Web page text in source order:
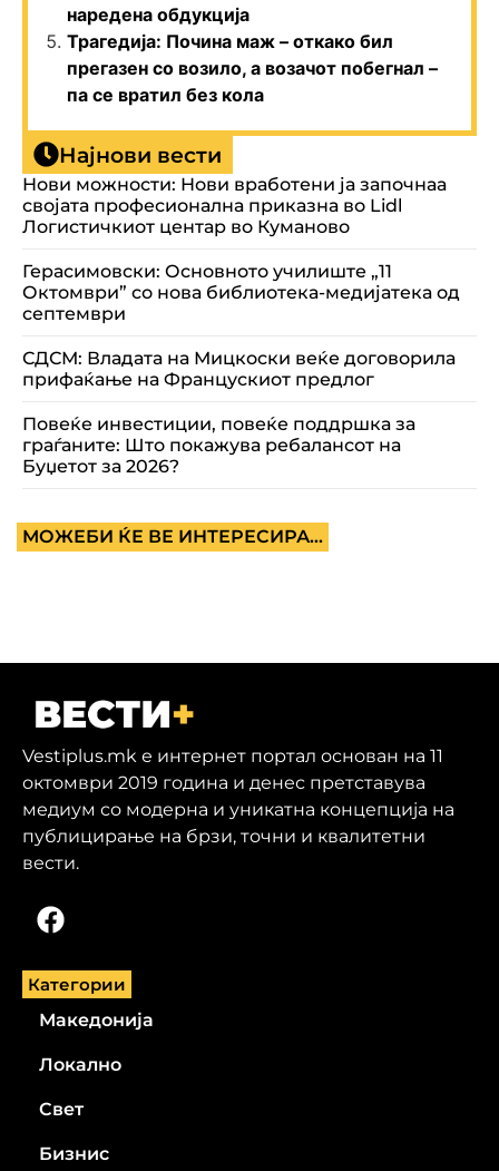
наредена обдукција
Трагедија: Почина маж – откако бил
прегазен со возило, а возачот побегнал –
па се вратил без кола
Најнови вести
Нови можности: Нови вработени ја започнаа
својата професионална приказна во Lidl
Логистичкиот центар во Куманово
Герасимовски: Основното училиште „11
Октомври” со нова библиотека-медијатека од
септември
СДСМ: Владата на Мицкоски веќе договорила
прифаќање на Францускиот предлог
Повеќе инвестиции, повеќе поддршка за
граѓаните: Што покажува ребалансот на
Буџетот за 2026?
МОЖЕБИ ЌЕ ВЕ ИНТЕРЕСИРА...
Vestiplus.mk е интернет портал основан на 11
октомври 2019 година и денес претставува
медиум со модерна и уникатна концепција на
публицирање на брзи, точни и квалитетни
вести.
Категории
Македонија
Локално
Свет
Бизнис